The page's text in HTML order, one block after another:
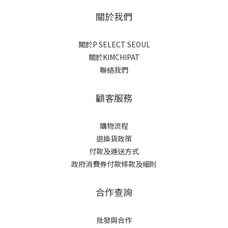
關於我們
關於P SELECT SEOUL
關於KIMCHIPAT
聯絡我們
顧客服務
購物流程
退換貨政策
付款及運送方式
政府消費券付款條款及細則
合作查詢
批發與合作